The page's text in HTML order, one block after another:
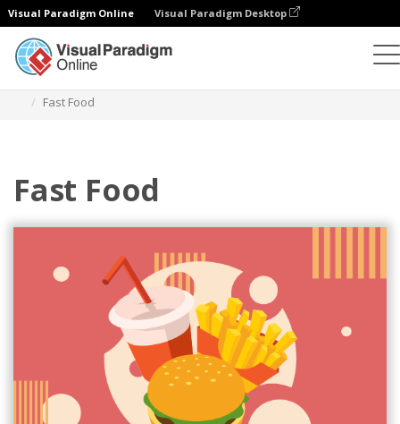
Visual Paradigm Online Visual Paradigm Desktop
Fast Food
Fast Food